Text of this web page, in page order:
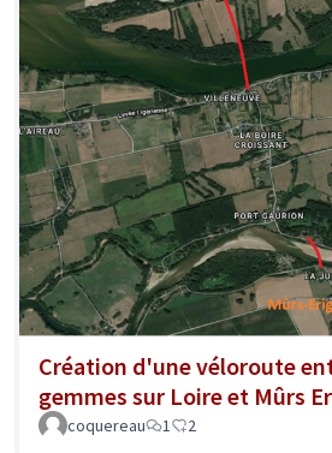
Création d'une véloroute
gemmes sur Loire et Mûrs
coquereau 1 2